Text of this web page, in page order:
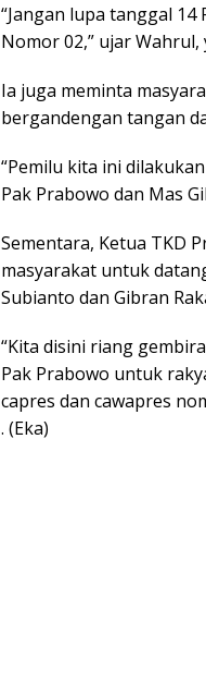
“Jangan lupa tanggal
Nomor 02,” ujar
Ia juga meminta
bergandengan tangan
“Pemilu kita ini
Pak Prabowo dan Mas
Sementara, Ketua TKD
masyarakat untuk
Subianto dan Gibran
“Kita disini riang
Pak Prabowo untuk
capres dan cawapres
. (Eka)